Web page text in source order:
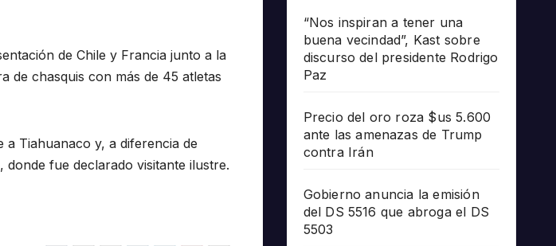
de Chile y Francia junto a la
de chasquis con más de 45 atletas
Tiahuanaco y, a diferencia de
fue declarado visitante ilustre.
“Nos inspiran a tener una
buena vecindad”, Kast sobre
discurso del presidente Rodrigo
Paz
Precio del oro roza $us 5.600
ante las amenazas de Trump
contra Irán
Gobierno anuncia la emisión
del DS 5516 que abroga el DS
5503